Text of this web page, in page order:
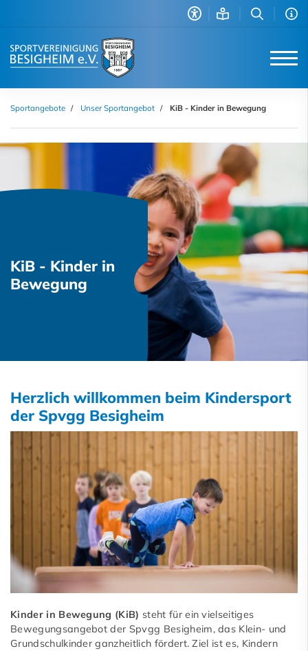
Sportangebote Unser Sportangebot KiB - Kinder in Bewegung
KiB - Kinder in
Bewegung
Herzlich willkommen beim Kindersport
der Spvgg Besigheim
Kinder in Bewegung (KiB) steht für ein vielseitiges
Bewegungsangebot der Spvgg Besigheim, das Klein- und
Grundschulkinder ganzheitlich fördert. Ziel ist es, Kindern